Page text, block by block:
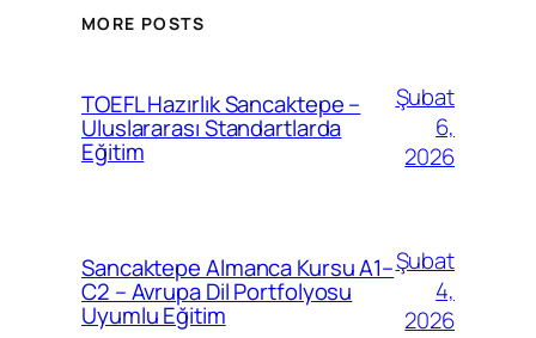
MORE POSTS
TOEFL Hazırlık Sancaktepe –
Uluslararası Standartlarda
Eğitim
Şubat
6,
2026
Sancaktepe Almanca Kursu A1–
C2 – Avrupa Dil Portfolyosu
Uyumlu Eğitim
Şubat
4,
2026